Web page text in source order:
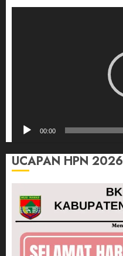
00:00
UCAPAN HPN 2026